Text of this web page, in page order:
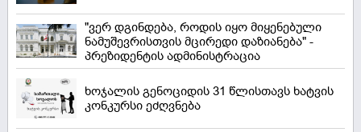
"ვერ დგინდება, როდის იყო მიყენებული
ნამუშევრისთვის მცირედი დაზიანება" -
პრეზიდენტის ადმინისტრაცია
ხოჯალის გენოციდის 31 წლისთავს ხატვის
კონკურსი ეძღვნება